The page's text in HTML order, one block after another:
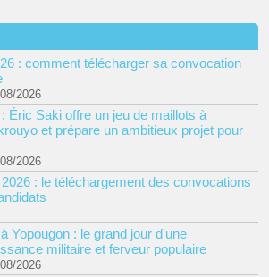
: comment télécharger sa convocation
2026
Éric Saki offre un jeu de maillots à
et prépare un ambitieux projet pour
2026
: le téléchargement des convocations
Yopougon : le grand jour d'une
militaire et ferveur populaire
2026